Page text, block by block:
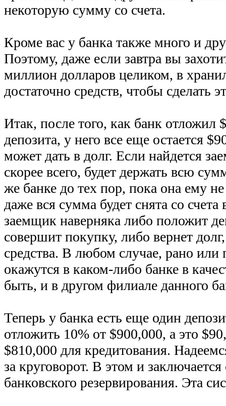
некоторую сумму со счета.
Кроме вас у банка также много и
Поэтому, даже если завтра вы
миллион долларов целиком, в
достаточно средств, чтобы сделать
Итак, после того, как банк отложил
депозита, у него все еще остается
может дать в долг. Если найдется
скорее всего, будет держать всю
же банке до тех пор, пока она ему
даже вся сумма будет снята со счета
заемщик наверняка либо положит
совершит покупку, либо вернет
средства. В любом случае, рано или
окажутся в каком-либо банке в
быть, и в другом филиале данного
Теперь у банка есть еще один
отложить 10% от $900,000, а это
$810,000 для кредитования.
за круговорот. В этом и заключается
банковского резервирования. Эта